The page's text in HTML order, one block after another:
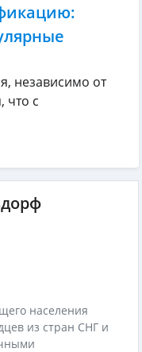
независимо от
что с
населения
из стран СНГ и